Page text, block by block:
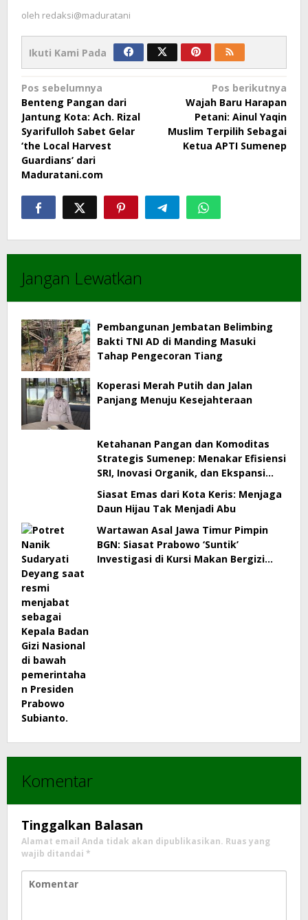
oleh redaksi@maduratani
Ikuti Kami Pada
Navigasi
pos
Pos sebelumnya
Benteng Pangan dari
Jantung Kota: Ach. Rizal
Syarifulloh Sabet Gelar
‘the Local Harvest
Guardians’ dari
Maduratani.com
Pos berikutnya
Wajah Baru Harapan
Petani: Ainul Yaqin
Muslim Terpilih Sebagai
Ketua APTI Sumenep
Jangan Lewatkan
Pembangunan Jembatan Belimbing
Bakti TNI AD di Manding Masuki
Tahap Pengecoran Tiang
Koperasi Merah Putih dan Jalan
Panjang Menuju Kesejahteraan
Ketahanan Pangan dan Komoditas
Strategis Sumenep: Menakar Efisiensi
SRI, Inovasi Organik, dan Ekspansi
Pasar Global
Siasat Emas dari Kota Keris: Menjaga
Daun Hijau Tak Menjadi Abu
Wartawan Asal Jawa Timur Pimpin
BGN: Siasat Prabowo ‘Suntik’
Investigasi di Kursi Makan Bergizi
Komentar
Tinggalkan Balasan
Alamat email Anda tidak akan dipublikasikan. Ruas yang
wajib ditandai *